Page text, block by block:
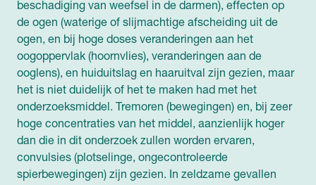
beschadiging van weefsel in de darmen), effecten op
de ogen (waterige of slijmachtige afscheiding uit de
ogen, en bij hoge doses veranderingen aan het
oogoppervlak (hoornvlies), veranderingen aan de
ooglens), en huiduitslag en haaruitval zijn gezien, maar
het is niet duidelijk of het te maken had met het
onderzoeksmiddel. Tremoren (bewegingen) en, bij zeer
hoge concentraties van het middel, aanzienlijk hoger
dan die in dit onderzoek zullen worden ervaren,
convulsies (plotselinge, ongecontroleerde
spierbewegingen) zijn gezien. In zeldzame gevallen